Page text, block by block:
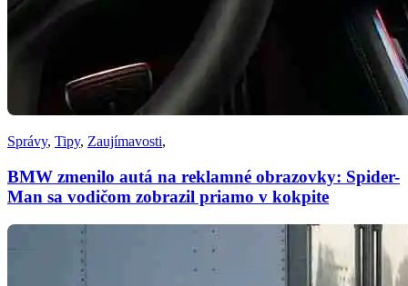
Správy, Tipy, Zaujímavosti,
BMW zmenilo autá na reklamné obrazovky: Spider-
Man sa vodičom zobrazil priamo v kokpite